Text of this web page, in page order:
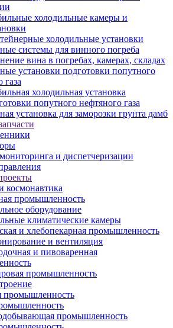
холодильные камеры и
холодильные установки
системы для винного погреба
вина в погребах, камерах, складах
установки подготовки попутного
газа
холодильная установка
попутного нефтяного газа
установка для заморозки грунта дамб
и диспетчеризации
космонавтика
промышленность
оборудование
климатические камеры
и хлебопекарная промышленность
и вентиляция
и пивоваренная
промышленность
промышленность
промышленность